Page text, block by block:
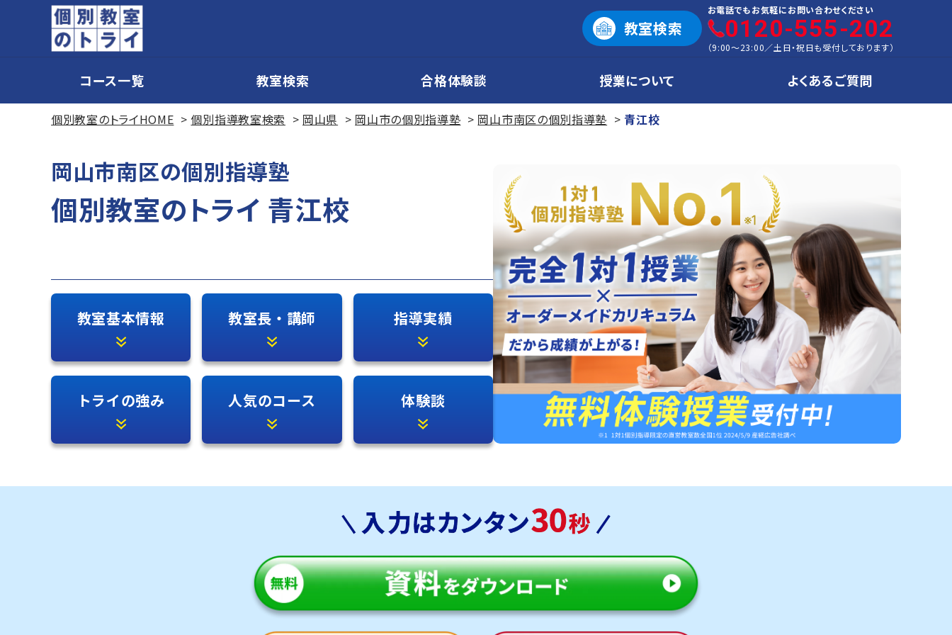
教室検索
お電話でもお気軽にお問い合わせください
0120-555-202
（9:00～23:00／土日・祝日も受付しております）
コース一覧 教室検索 合格体験談 授業について よくあるご質問
個別教室のトライHOME 個別指導教室検索 岡山県 岡山市の個別指導塾 岡山市南区の個別指導塾 青江校
岡山市南区の個別指導塾
個別教室のトライ 青江校
教室基本情報 教室長・講師 指導実績
トライの強み 人気のコース 体験談